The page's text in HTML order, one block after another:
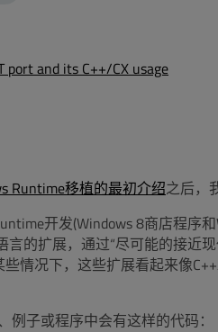
port and its C++/CX usage
Runtime移植的最初介绍之后，
开发(Windows 8商店程序
言的扩展，通过“尽可能的接近现
情况下，这些扩展看起来像
例子或程序中会有这样的代码：